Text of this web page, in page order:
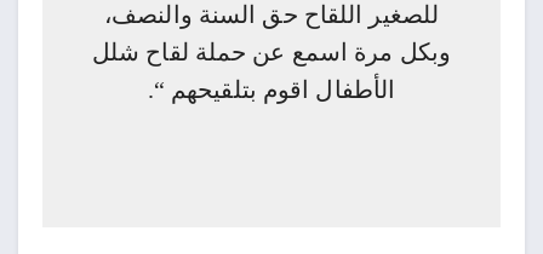
للصغير اللقاح حق السنة والنصف،
وبكل مرة اسمع عن حملة لقاح شلل
الأطفال اقوم بتلقيحهم “.